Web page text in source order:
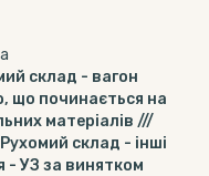
склад - вагон
що починається на
матеріалів ///
склад - інші
- УЗ за винятком